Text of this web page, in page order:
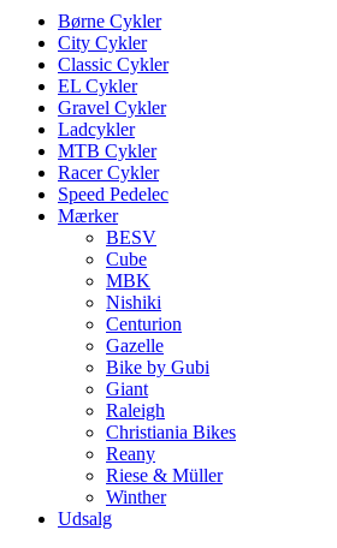
search
Menu
Børne Cykler
City Cykler
Classic Cykler
EL Cykler
Gravel Cykler
Ladcykler
MTB Cykler
Racer Cykler
Speed Pedelec
Mærker
BESV
Cube
MBK
Nishiki
Centurion
Gazelle
Bike by Gubi
Giant
Raleigh
Christiania Bikes
Reany
Riese & Müller
Winther
Udsalg